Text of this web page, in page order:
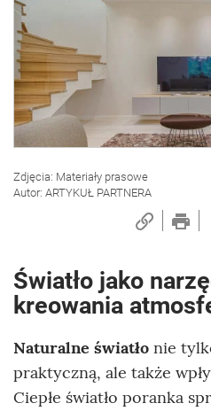
Zdjęcia: Materiały prasowe
Autor: ARTYKUŁ PARTNERA
Światło jako
kreowania
Naturalne światło nie
praktyczną, ale także
Ciepłe światło poranka